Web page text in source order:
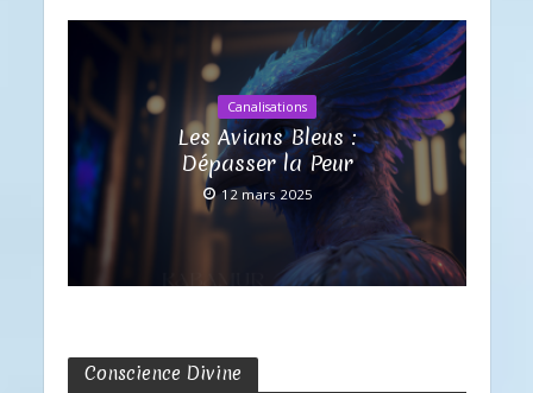
Canalisations
Les Avians Bleus :
Dépasser la Peur
12 mars 2025
Conscience Divine